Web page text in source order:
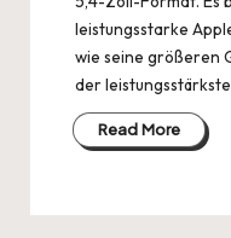
leistungsstarke
wie seine größeren
der
Read More